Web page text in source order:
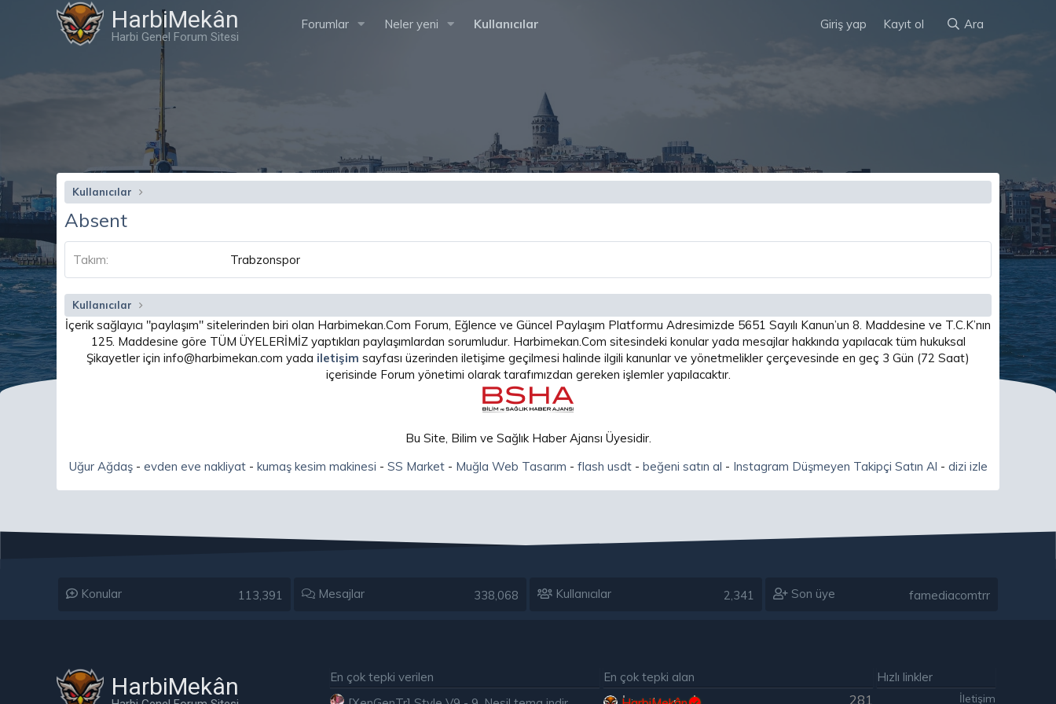
HarbiMekân
Harbi Genel Forum Sitesi
Forumlar Neler yeni Kullanıcılar Giriş yap Kayıt ol Ara
Kullanıcılar
Absent
Takım Trabzonspor
Kullanıcılar
İçerik sağlayıcı "paylaşım" sitelerinden biri olan Harbimekan.Com Forum, Eğlence ve Güncel Paylaşım Platformu Adresimizde 5651 Sayılı Kanun’un 8. Maddesine ve T.C.K’nın
125. Maddesine göre TÜM ÜYELERİMİZ yaptıkları paylaşımlardan sorumludur. Harbimekan.Com sitesindeki konular yada mesajlar hakkında yapılacak tüm hukuksal
Şikayetler için info@harbimekan.com yada iletişim sayfası üzerinden iletişime geçilmesi halinde ilgili kanunlar ve yönetmelikler çerçevesinde en geç 3 Gün (72 Saat)
içerisinde Forum yönetimi olarak tarafımızdan gereken işlemler yapılacaktır.
Bu Site, Bilim ve Sağlık Haber Ajansı Üyesidir.
Uğur Ağdaş- evden eve nakliyat- kumaş kesim makinesi - SS Market- Muğla Web Tasarım - flash usdt- beğeni satın al - Instagram Düşmeyen Takipçi Satın Al - dizi izle
Konular 113,391 Mesajlar 338,068 Kullanıcılar 2,341 Son üye famediacomtrr
HarbiMekân
En çok tepki verilen
En çok tepki alan
281
Hızlı linkler
İletişim